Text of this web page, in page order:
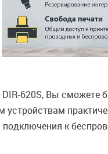
620S, Вы сможете
к